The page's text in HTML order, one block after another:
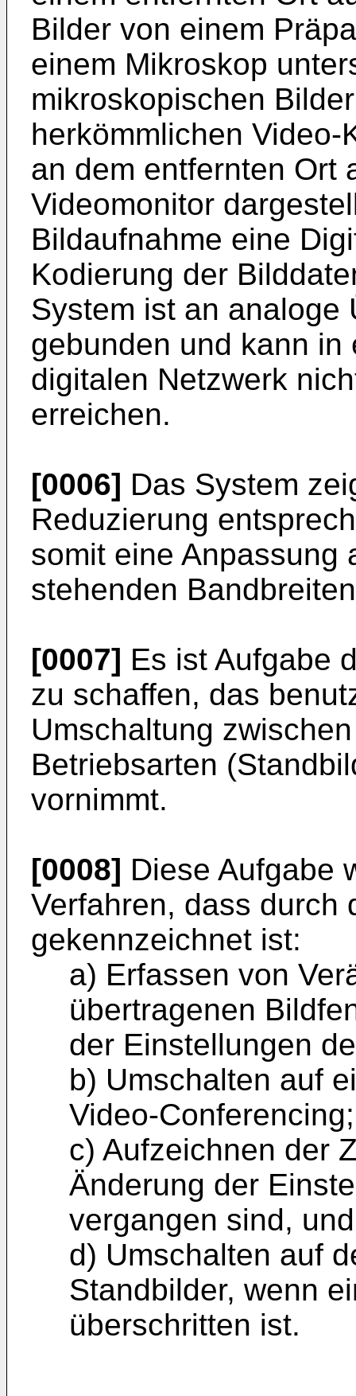
Bilder von einem
einem Mikroskop
mikroskopischen
herkömmlichen
an dem entfernten Ort
Videomonitor
Bildaufnahme eine
Kodierung der
System ist an analoge
gebunden und kann in
digitalen Netzwerk
erreichen.
[0006] Das System
Reduzierung
somit eine Anpassung
stehenden
[0007] Es ist Aufgabe
zu schaffen, das
Umschaltung
Betriebsarten
vornimmt.
[0008] Diese Aufgabe
Verfahren, dass durch
gekennzeichnet ist:
a) Erfassen von
übertragenen
der Einstellungen
b) Umschalten auf
Video-Conferencing;
c) Aufzeichnen der
Änderung der
vergangen sind, und
d) Umschalten auf
Standbilder, wenn
überschritten ist.